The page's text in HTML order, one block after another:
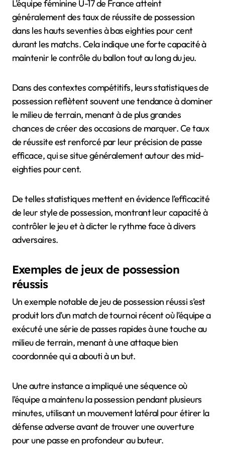
L’équipe féminine U-17 de France atteint
généralement des taux de réussite de possession
dans les hauts seventies à bas eighties pour cent
durant les matchs. Cela indique une forte capacité à
maintenir le contrôle du ballon tout au long du jeu.
Dans des contextes compétitifs, leurs statistiques de
possession reflètent souvent une tendance à dominer
le milieu de terrain, menant à de plus grandes
chances de créer des occasions de marquer. Ce taux
de réussite est renforcé par leur précision de passe
efficace, qui se situe généralement autour des mid-
eighties pour cent.
De telles statistiques mettent en évidence l’efficacité
de leur style de possession, montrant leur capacité à
contrôler le jeu et à dicter le rythme face à divers
adversaires.
Exemples de jeux de possession
réussis
Un exemple notable de jeu de possession réussi s’est
produit lors d’un match de tournoi récent où l’équipe a
exécuté une série de passes rapides à une touche au
milieu de terrain, menant à une attaque bien
coordonnée qui a abouti à un but.
Une autre instance a impliqué une séquence où
l’équipe a maintenu la possession pendant plusieurs
minutes, utilisant un mouvement latéral pour étirer la
défense adverse avant de trouver une ouverture
pour une passe en profondeur au buteur.